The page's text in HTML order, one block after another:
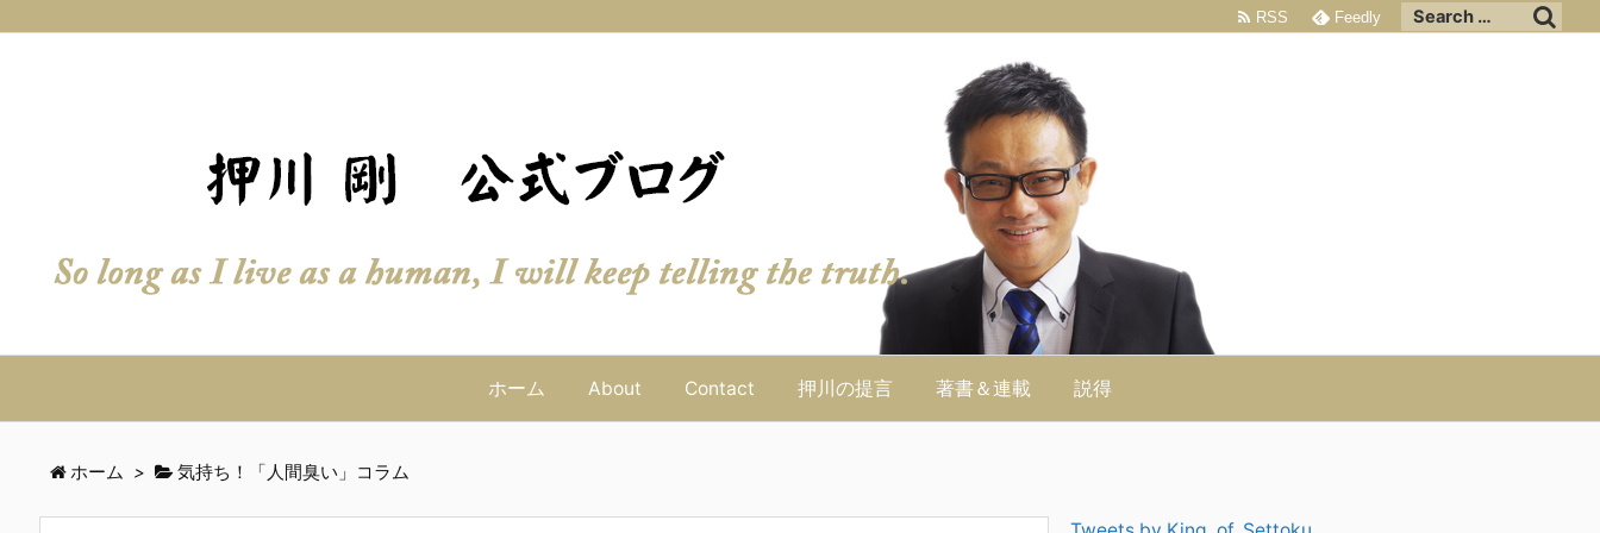
ホーム About Contact 押川の提言 著書＆連載 説得
RSS Feedly
ホーム > 気持ち！「人間臭い」コラム